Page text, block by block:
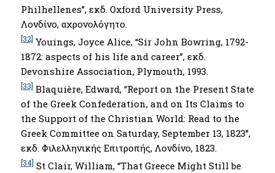
Philhellenes’’, εκδ. Oxford University Press,
Λονδίνο, αχρονολόγητο.
[32] Youings, Joyce Alice, “Sir John Bowring, 1792-
1872: aspects of his life and career”, εκδ.
Devonshire Association, Plymouth, 1993.
[33] Blaquière, Edward, “Report on the Present State
of the Greek Confederation, and on Its Claims to
the Support of the Christian World: Read to the
Greek Committee on Saturday, September 13, 1823’’,
εκδ. Φιλελληνικής Επιτροπής, Λονδίνο, 1823.
[34] St Clair, William, “That Greece Might Still be